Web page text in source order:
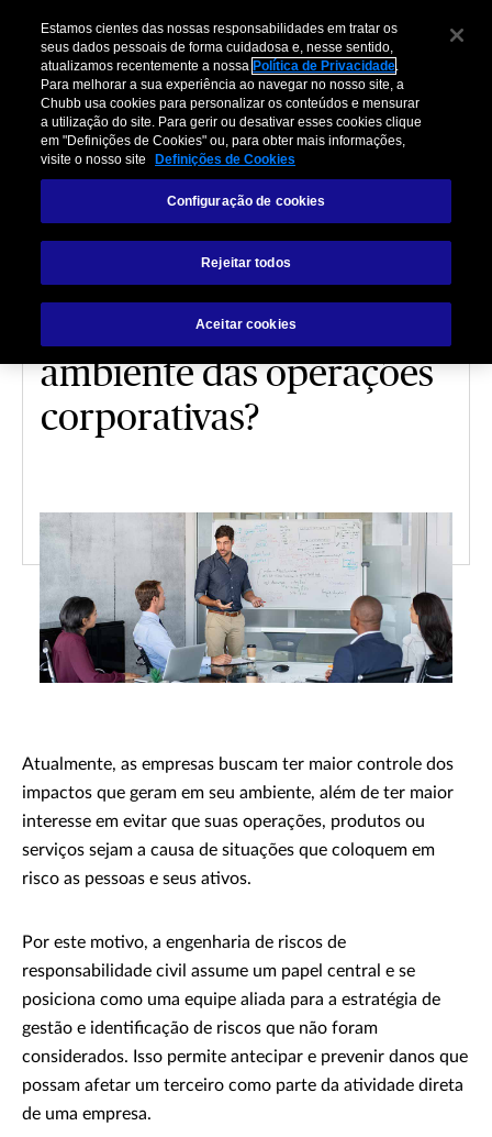
RESPONSABILIDADE CIVIL
Engenharia de Riscos de
Responsabilidade Civil:
como proteger o
ambiente das operações
corporativas?
Atualmente, as empresas buscam ter maior controle dos
impactos que geram em seu ambiente, além de ter maior
interesse em evitar que suas operações, produtos ou
serviços sejam a causa de situações que coloquem em
risco as pessoas e seus ativos.
Por este motivo, a engenharia de riscos de
responsabilidade civil assume um papel central e se
posiciona como uma equipe aliada para a estratégia de
gestão e identificação de riscos que não foram
considerados. Isso permite antecipar e prevenir danos que
possam afetar um terceiro como parte da atividade direta
de uma empresa.
Estamos cientes das nossas responsabilidades em tratar os
seus dados pessoais de forma cuidadosa e, nesse sentido,
atualizamos recentemente a nossa Política de Privacidade.
Para melhorar a sua experiência ao navegar no nosso site, a
Chubb usa cookies para personalizar os conteúdos e mensurar
a utilização do site. Para gerir ou desativar esses cookies clique
em "Definições de Cookies" ou, para obter mais informações,
visite o nosso site
Definições de Cookies
Configuração de cookies
Rejeitar todos
Aceitar cookies